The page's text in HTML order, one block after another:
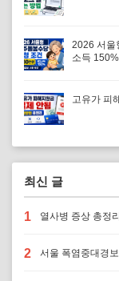
2026 서울
소득
고유가 피
최신 글
1 열사병 증상 총정
2 서울 폭염중대경